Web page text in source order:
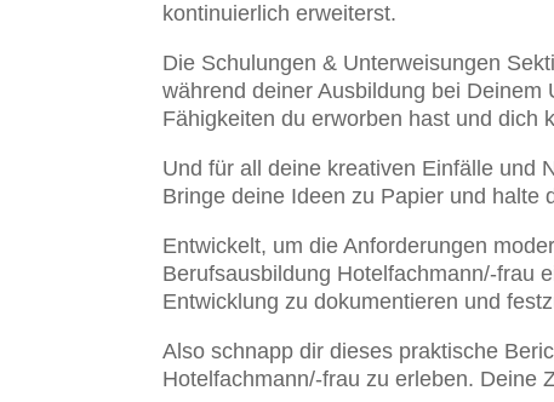
kontinuierlich erweiterst.
Die Schulungen & Unterweisungen
während deiner Ausbildung bei
Fähigkeiten du erworben hast und dich
Und für all deine kreativen Einfälle und
Bringe deine Ideen zu Papier und halte
Entwickelt, um die Anforderungen
Berufsausbildung Hotelfachmann/-frau
Entwicklung zu dokumentieren und
Also schnapp dir dieses praktische
Hotelfachmann/-frau zu erleben. Deine